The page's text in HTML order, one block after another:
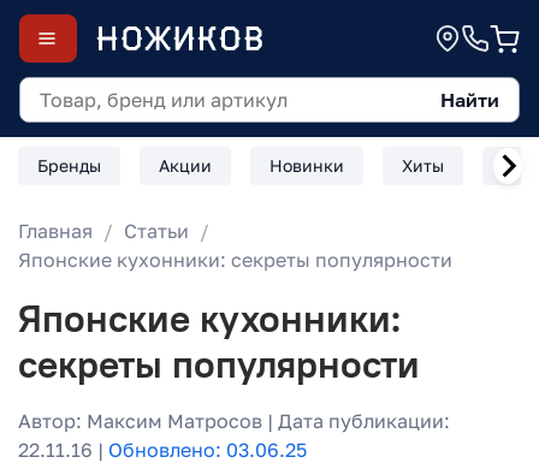
Найти
Бренды Акции Новинки Хиты
Главная
Статьи
Японские кухонники: секреты популярности
Японские кухонники:
секреты популярности
Автор: Максим Матросов | Дата публикации:
22.11.16 | Обновлено: 03.06.25